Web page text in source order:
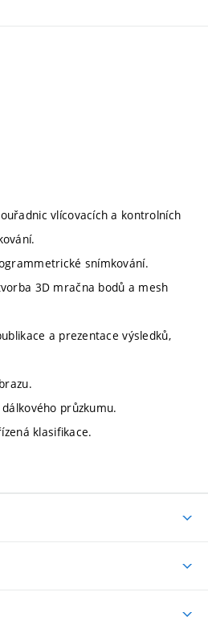
vlícovacích a kontrolních
snímkování.
3D mračna bodů a mesh
a prezentace výsledků,
průzkumu.
klasifikace.